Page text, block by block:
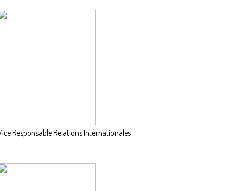
Responsable Relations Internationales